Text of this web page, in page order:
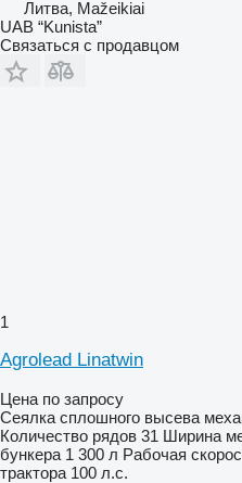
Литва, Mažeikiai
UAB “Kunista”
Связаться с продавцом
1
Agrolead Linatwin
Цена по запросу
Сеялка сплошного высева
Количество рядов 31 Ширина
бункера 1 300 л Рабочая
трактора 100 л.с.